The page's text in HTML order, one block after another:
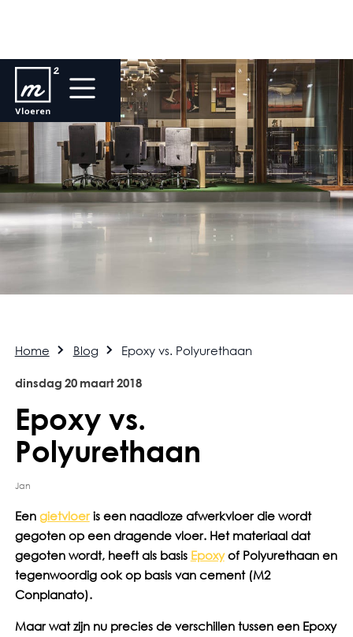
Home Blog Epoxy vs. Polyurethaan
dinsdag 20 maart2018
Epoxy vs.
Polyurethaan
Jan
Een gietvloeris een naadloze afwerkvloer die wordt
gegoten op een dragende vloer. Het materiaal dat
gegoten wordt, heeft als basis Epoxyof Polyurethaan en
tegenwoordig ook op basis van cement (M2
Conplanato).
Maar wat zijn nu precies de verschillen tussen een Epoxy